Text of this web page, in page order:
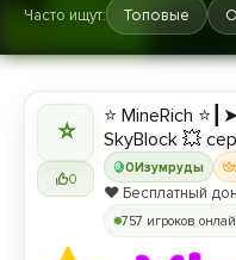
Часто ищут: Топовые
⭐
0
0Изумруды
⭐ MineRich
SkyBlock 💥
❤️ Бесплатный
757 игроков